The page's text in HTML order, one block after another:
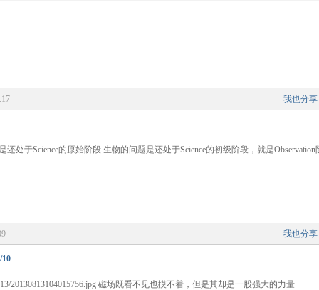
我也分享
还处于Science的原始阶段 生物的问题是还处于Science的初级阶段，就是Observation
我也分享
0813/20130813104015756.jpg 磁场既看不见也摸不着，但是其却是一股强大的力量